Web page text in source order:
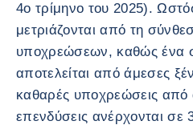
4ο τρίμηνο του 2025).
μετριάζονται από τη
υποχρεώσεων, καθώς ένα
αποτελείται από άμεσες
καθαρές υποχρεώσεις από
επενδύσεις ανέρχονται